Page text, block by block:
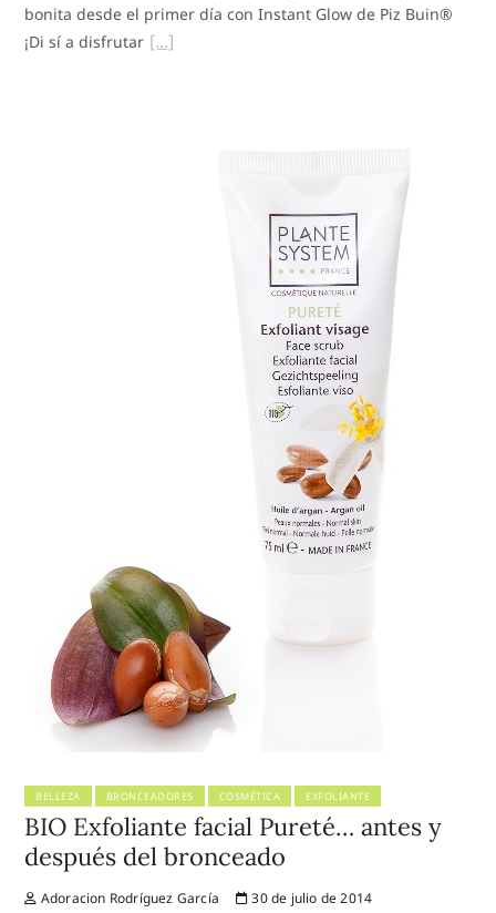
bonita desde el primer día con Instant Glow de Piz Buin®
¡Di sí a disfrutar
BELLEZA BRONCEADORES COSMÉTICA EXFOLIANTE
BIO Exfoliante facial Pureté… antes y
después del bronceado
Adoracion Rodríguez García 30 de julio de 2014